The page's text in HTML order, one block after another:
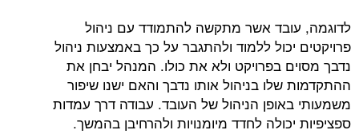
לדוגמה, עובד אשר מתקשה להתמודד עם ניהול
פרויקטים יכול ללמוד ולהתגבר על כך באמצעות ניהול
נדבך מסוים בפרויקט ולא את כולו. המנהל יבחן את
ההתקדמות שלו בניהול אותו נדבך והאם ישנו שיפור
משמעותי באופן הניהול של העובד. עבודה דרך עמדות
ספציפיות יכולה לחדד מיומנויות ולהרחיבן בהמשך.